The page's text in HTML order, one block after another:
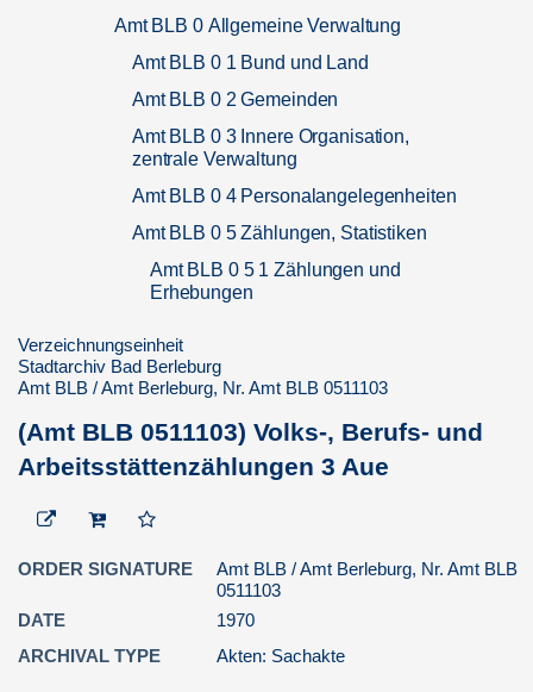
Amt BLB 0 Allgemeine Verwaltung
Amt BLB 0 1 Bund und Land
Amt BLB 0 2 Gemeinden
Amt BLB 0 3 Innere Organisation,
zentrale Verwaltung
Amt BLB 0 4 Personalangelegenheiten
Amt BLB 0 5 Zählungen, Statistiken
Amt BLB 0 5 1 Zählungen und
Erhebungen
eherenamtlichen Zählern und
deren Bezahl...
(Amt BLB 05110) Volks-, Berufs-
und Betriebszählungen
Volkszählun...
Arbeitsstättenzählungen0
Allgem...
(Amt BLB 0511100A) Volks-,
Arbeitsstättenzählungen
Verzeichnungseinheit
Stadtarchiv Bad Berleburg
Amt BLB / Amt Berleburg, Nr. Amt BLB 0511103
(Amt BLB 0511103) Volks-, Berufs- und
Arbeitsstättenzählungen 3 Aue
ORDER SIGNATURE
Amt BLB / Amt Berleburg, Nr. Amt BLB
0511103
DATE
1970
ARCHIVAL TYPE
Akten: Sachakte